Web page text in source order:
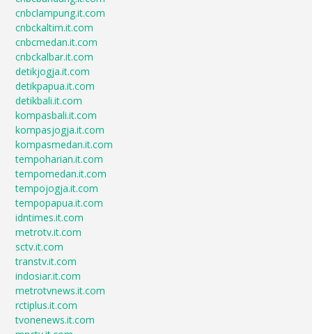
cnbclampung.it.com
cnbckaltim.it.com
cnbcmedan.it.com
cnbckalbar.it.com
detikjogja.it.com
detikpapua.it.com
detikbali.it.com
kompasbali.it.com
kompasjogja.it.com
kompasmedan.it.com
tempoharian.it.com
tempomedan.it.com
tempojogja.it.com
tempopapua.it.com
idntimes.it.com
metrotv.it.com
sctv.it.com
transtv.it.com
indosiar.it.com
metrotvnews.it.com
rctiplus.it.com
tvonenews.it.com